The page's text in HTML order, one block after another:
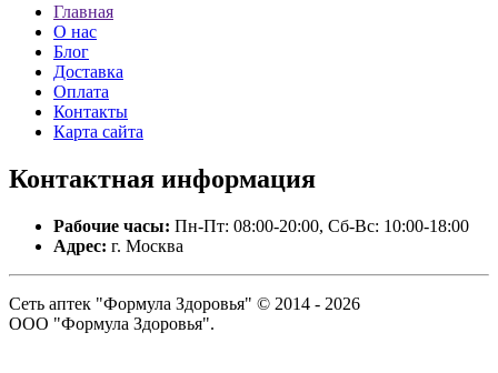
Главная
О нас
Блог
Доставка
Оплата
Контакты
Карта сайта
Контактная информация
Рабочие часы: Пн-Пт: 08:00-20:00, Сб-Вс: 10:00-18:00
Адрес: г. Москва
Сеть аптек "Формула Здоровья" © 2014 - 2026
ООО "Формула Здоровья".